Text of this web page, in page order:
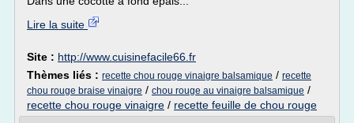
Lire la suite
Site : http://www.cuisinefacile66.fr
Thèmes liés : recette chou rouge vinaigre balsamique / recette
chou rouge braise vinaigre / chou rouge au vinaigre balsamique /
recette chou rouge vinaigre / recette feuille de chou rouge